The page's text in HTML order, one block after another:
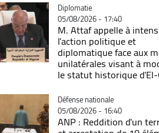
Catégorie
Diplomatie
05/08/2026 - 17:40
M. Attaf appelle à
l'action politique et
diplomatique face aux
unilatérales visant à
le statut historique
Catégorie
Défense nationale
05/08/2026 - 16:40
ANP : Reddition d'un